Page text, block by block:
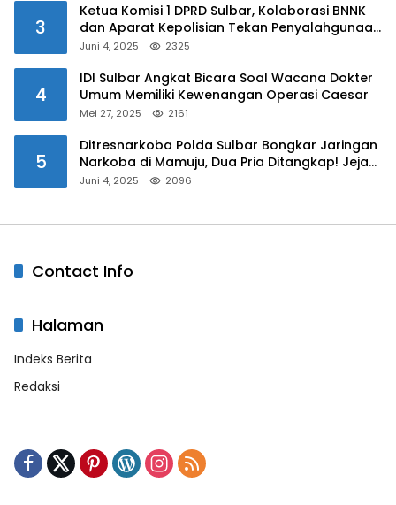
3
Ketua Komisi 1 DPRD Sulbar, Kolaborasi BNNK
dan Aparat Kepolisian Tekan Penyalahgunaan
Juni 4, 2025 2325
4
IDI Sulbar Angkat Bicara Soal Wacana Dokter
Umum Memiliki Kewenangan Operasi Caesar
Mei 27, 2025 2161
5
Ditresnarkoba Polda Sulbar Bongkar Jaringan
Narkoba di Mamuju, Dua Pria Ditangkap! Jejak
Juni 4, 2025 2096
Contact Info
Halaman
Indeks Berita
Redaksi